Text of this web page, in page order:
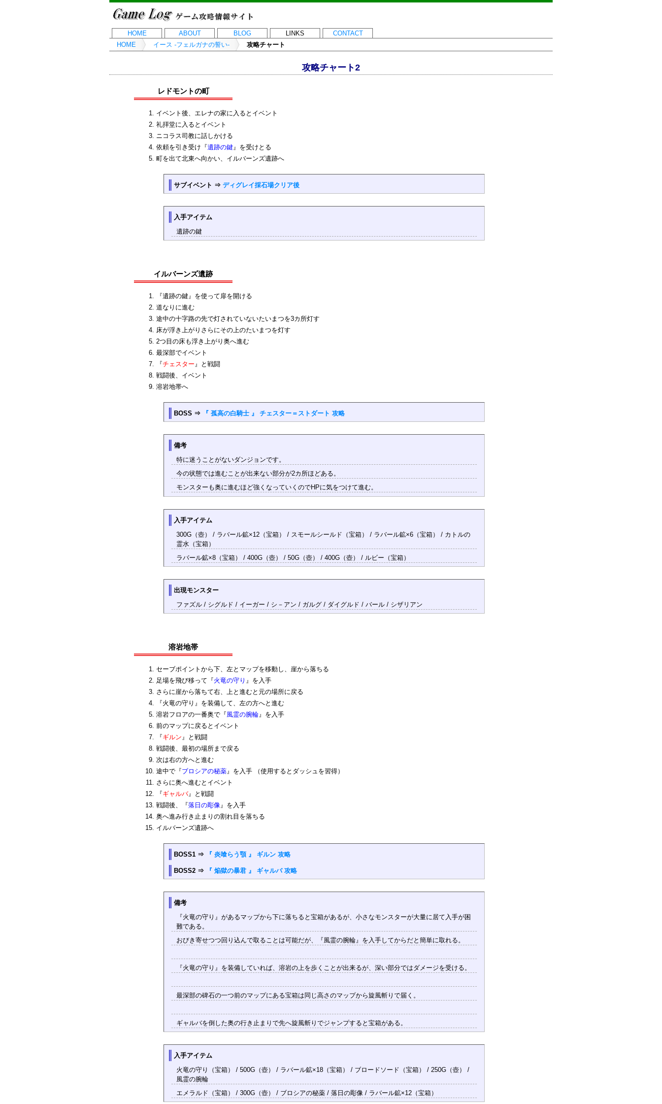
HOME ABOUT BLOG LINKS
CONTACT
HOME
イース -フェルガナの誓い- 攻略チャート
攻略チャート2
レドモントの町
イベント後、エレナの家に入るとイベント
礼拝堂に入るとイベント
ニコラス司教に話しかける
依頼を引き受け『遺跡の鍵』を受けとる
町を出て北東へ向かい、イルバーンズ遺跡へ
サブイベント ⇒ ディグレイ採石場クリア後
入手アイテム
遺跡の鍵
イルバーンズ遺跡
『遺跡の鍵』を使って扉を開ける
道なりに進む
途中の十字路の先で灯されていないたいまつを3カ所灯す
床が浮き上がりさらにその上のたいまつを灯す
2つ目の床も浮き上がり奥へ進む
最深部でイベント
『チェスター』と戦闘
戦闘後、イベント
溶岩地帯へ
BOSS ⇒ 『 孤高の白騎士 』 チェスター＝ストダート 攻略
備考
特に迷うことがないダンジョンです。
今の状態では進むことが出来ない部分が2カ所ほどある。
モンスターも奥に進むほど強くなっていくのでHPに気をつけて進む。
入手アイテム
300G（壺） / ラバール鉱×12（宝箱） / スモールシールド（宝箱） / ラバール鉱×6（宝箱） / カトルの
霊水（宝箱）
ラバール鉱×8（宝箱） / 400G（壺） / 50G（壺） / 400G（壺） / ルビー（宝箱）
出現モンスター
ファズル / シグルド / イーガー / シ－アン / ガルグ / ダイグルド / バール / シザリアン
溶岩地帯
セーブポイントから下、左とマップを移動し、崖から落ちる
足場を飛び移って『火竜の守り 』を入手
さらに崖から落ちて右、上と進むと元の場所に戻る
『火竜の守り』を装備して、左の方へと進む
溶岩フロアの一番奥で『風霊の腕輪 』を入手
前のマップに戻るとイベント
『ギルン 』と戦闘
戦闘後、最初の場所まで戻る
次は右の方へと進む
途中で『ブロシアの秘薬 』を入手 （使用するとダッシュを習得）
さらに奥へ進むとイベント
『ギャルバ』と戦闘
戦闘後、『落日の彫像 』を入手
奥へ進み行き止まりの割れ目を落ちる
イルバーンズ遺跡へ
BOSS1 ⇒ 『 炎喰らう顎 』 ギルン 攻略
BOSS2 ⇒ 『 焔獄の暴君 』 ギャルバ 攻略
備考
『火竜の守り』があるマップから下に落ちると宝箱があるが、小さなモンスターが大量に居て入手が困
難である。
おびき寄せつつ回り込んで取ることは可能だが、『風霊の腕輪』を入手してからだと簡単に取れる。
『火竜の守り』を装備していれば、溶岩の上を歩くことが出来るが、深い部分ではダメージを受ける。
最深部の碑石の一つ前のマップにある宝箱は同じ高さのマップから旋風斬りで届く。
ギャルバを倒した奥の行き止まりで先へ旋風斬りでジャンプすると宝箱がある。
入手アイテム
火竜の守り（宝箱） / 500G（壺） / ラバール鉱×18（宝箱） / ブロードソード（宝箱） / 250G（壺） /
風霊の腕輪
エメラルド（宝箱） / 300G（壺） / ブロシアの秘薬 / 落日の彫像 / ラバール鉱×12（宝箱）